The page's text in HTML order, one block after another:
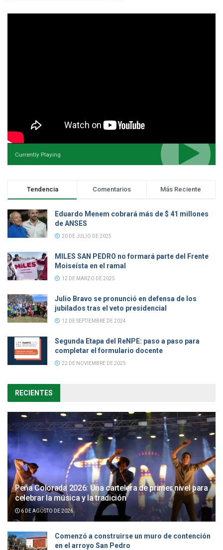
Currently Playing
Tendencia Comentarios Más Reciente
Eduardo Menem cobrará más de $ 41 millones
de ANSES
20 DE JULIO DE 2025
MILES SAN PEDRO no formará parte del Frente
Moiseísta en el ramal
12 DE MARZO DE 2025
Julio Bravo se pronunció en defensa de los
jubilados tras el veto presidencial
12 DE SEPTIEMBRE DE 2024
Segunda Etapa del ReNPE: paso a paso para
completar el formulario docente
22 DE NOVIEMBRE DE 2025
RECIENTES
Peña Colorada 2026: Una cartelera de primer nivel para
celebrar la música y la tradición
6 DE AGOSTO DE 2026
Comenzó a construirse un muro de contención
en el arroyo San Pedro